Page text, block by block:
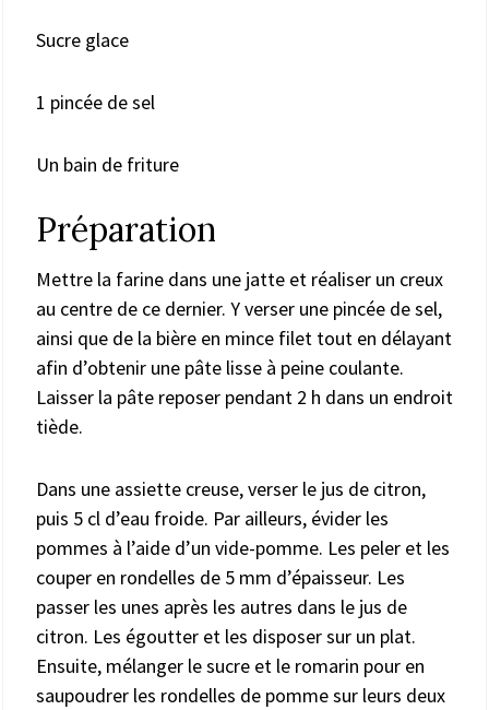
Sucre glace
1 pincée de sel
Un bain de friture
Préparation
Mettre la farine dans une jatte et réaliser un creux
au centre de ce dernier. Y verser une pincée de sel,
ainsi que de la bière en mince filet tout en délayant
afin d’obtenir une pâte lisse à peine coulante.
Laisser la pâte reposer pendant 2 h dans un endroit
tiède.
Dans une assiette creuse, verser le jus de citron,
puis 5 cl d’eau froide. Par ailleurs, évider les
pommes à l’aide d’un vide-pomme. Les peler et les
couper en rondelles de 5 mm d’épaisseur. Les
passer les unes après les autres dans le jus de
citron. Les égoutter et les disposer sur un plat.
Ensuite, mélanger le sucre et le romarin pour en
saupoudrer les rondelles de pomme sur leurs deux